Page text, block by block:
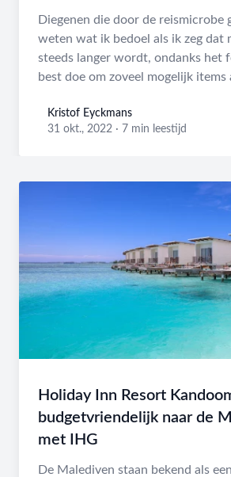
Diegenen die door de reismicrobe
weten wat ik bedoel als ik zeg dat
steeds langer wordt, ondanks het
best doe om zoveel mogelijk items
Kristof Eyckmans
Kristof Eyckmans
31 okt., 2022 · 7 min leestijd
Holiday Inn Resort
budgetvriendelijk naar de
met IHG
De Malediven staan bekend als